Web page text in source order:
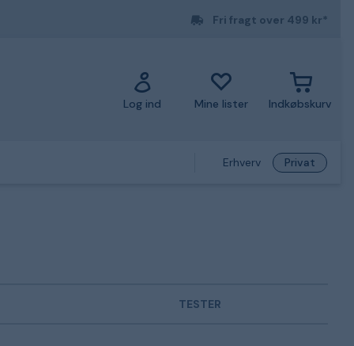
Fri fragt over 499 kr*
Log ind Mine lister Indkøbskurv
Erhverv Privat
TESTER